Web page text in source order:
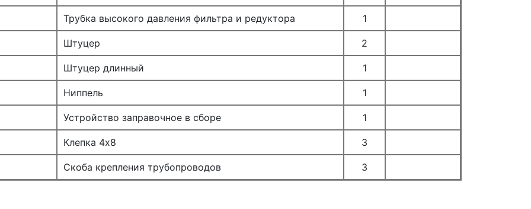
Трубка высокого давления фильтра и редуктора 1
Штуцер 2
Штуцер длинный 1
Ниппель 1
Устройство заправочное в сборе 1
Клепка 4х8 3
Скоба крепления трубопроводов 3